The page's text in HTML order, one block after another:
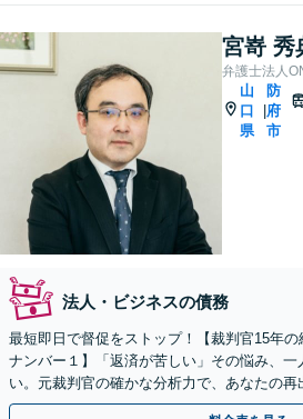
宮嵜 秀
弁護士法人
山
口
県
防
府
市
法人・ビジネスの債務
最短即日で督促をストップ！【裁判官15年
ナンバー１】「返済が苦しい」その悩み、一
い。元裁判官の確かな分析力で、あなたの再
自己破産・任意整理・時効のご相談にも対応